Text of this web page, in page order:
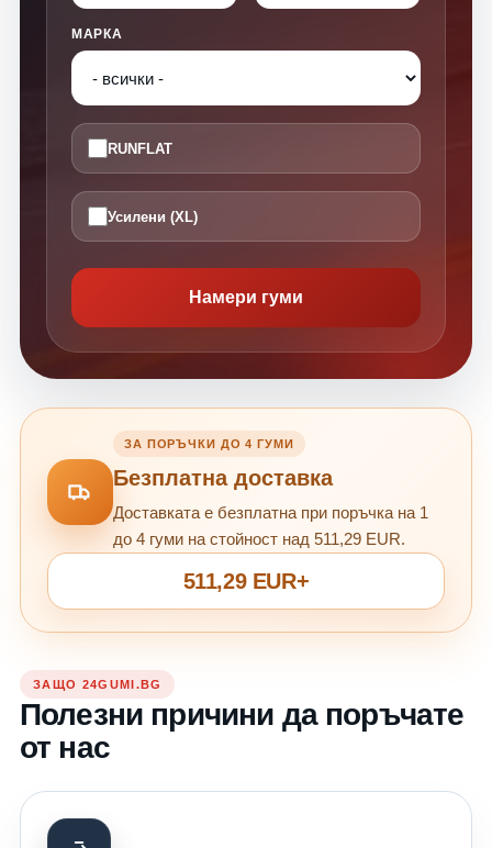
МАРКА
RUNFLAT
Усилени (XL)
Намери гуми
ЗА ПОРЪЧКИ ДО 4 ГУМИ
Безплатна доставка
Доставката е безплатна при поръчка на 1
до 4 гуми на стойност над 511,29 EUR.
511,29 EUR+
ЗАЩО 24GUMI.BG
Полезни причини да поръчате
от нас